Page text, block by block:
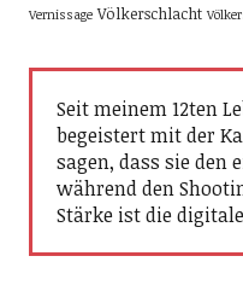
Vernissage Völkerschlacht
Seit meinem 12ten
begeistert mit der
sagen, dass sie den
während den
Stärke ist die